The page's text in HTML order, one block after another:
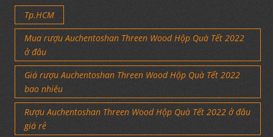
Tp.HCM
Mua rượu Auchentoshan Threen Wood Hộp Quà Tết 2022
ở đâu
Giá rượu Auchentoshan Threen Wood Hộp Quà Tết 2022
bao nhiêu
Rượu Auchentoshan Threen Wood Hộp Quà Tết 2022 ở đâu
giá rẻ